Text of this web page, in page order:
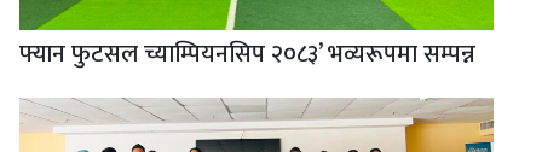
फ्यान फुटसल च्याम्पियनसिप २०८३’ भव्यरूपमा सम्पन्न